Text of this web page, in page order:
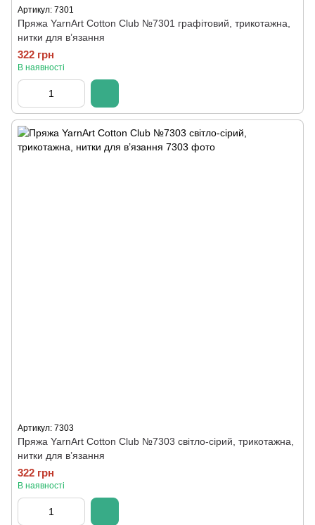
Артикул: 7301
Пряжа YarnArt Cotton Club №7301 графітовий, трикотажна,
нитки для в’язання
322 грн
В наявності
Артикул: 7303
Пряжа YarnArt Cotton Club №7303 світло-сірий, трикотажна,
нитки для в’язання
322 грн
В наявності